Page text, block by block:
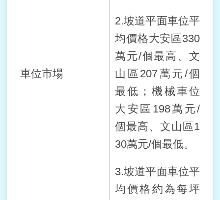
車位市場
2.坡道平面車位平
均價格大安區330
萬元/個最高、文
山區207萬元/個
最低；機械車位
大安區198萬元/
個最高、文山區1
30萬元/個最低。
3.坡道平面車位平
均價格約為每坪